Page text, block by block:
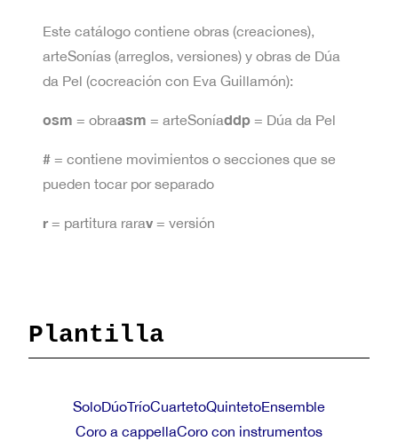
Este catálogo contiene obras (creaciones),
arteSonías (arreglos, versiones) y obras de Dúa
da Pel (cocreación con Eva Guillamón):
osm = obraasm = arteSoníaddp = Dúa da Pel
# = contiene movimientos o secciones que se
pueden tocar por separado
r = partitura rarav = versión
Plantilla
SoloDúoTríoCuartetoQuintetoEnsemble
Coro a cappellaCoro con instrumentos